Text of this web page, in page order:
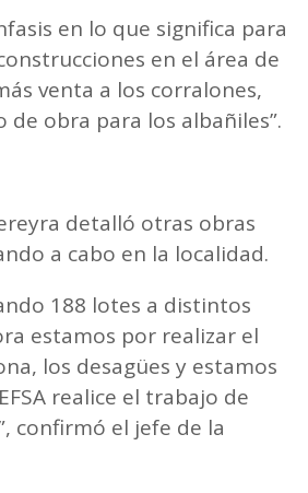
en lo que significa para
en el área de
venta a los corralones,
de obra para los albañiles”.
detalló otras obras
a cabo en la localidad.
188 lotes a distintos
estamos por realizar el
los desagües y estamos
realice el trabajo de
confirmó el jefe de la